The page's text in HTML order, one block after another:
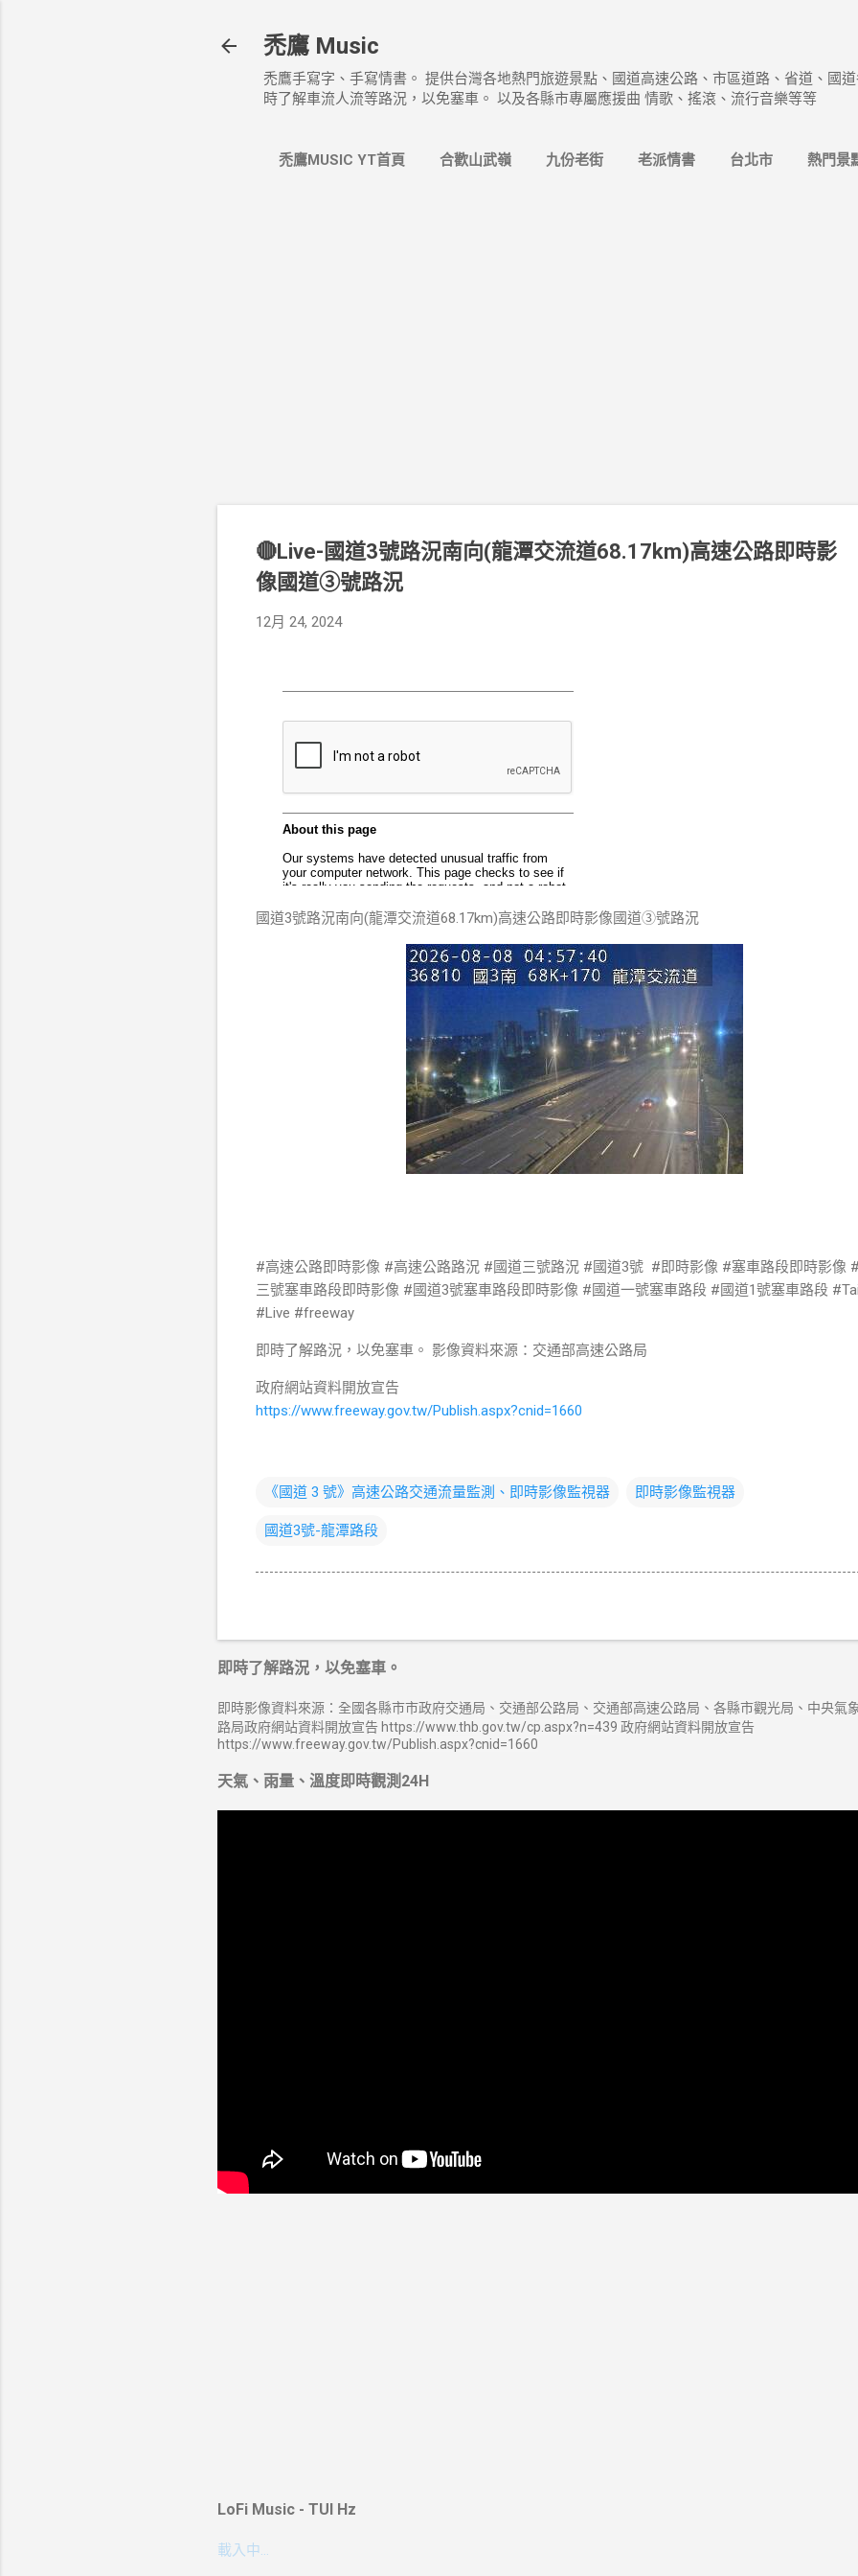
禿鷹 Music
禿鷹手寫字、手寫情書。 提供台灣各地熱門旅遊景點、國道高速公路、市區道路、省道、國
時了解車流人流等路況，以免塞車。 以及各縣市專屬應援曲 情歌、搖滾、流行音樂等等
禿鷹MUSIC YT首頁 合歡山武嶺 九份老街 老派情書 台北市 熱門景
🔴Live-國道3號路況南向(龍潭交流道68.17km)高速公路即時影
像國道③號路況
12月 24, 2024
國道3號路況南向(龍潭交流道68.17km)高速公路即時影像國道③號路況
#高速公路即時影像 #高速公路路況 #國道三號路況 #國道3號 #即時影像 #塞車路段即時影像
三號塞車路段即時影像 #國道3號塞車路段即時影像 #國道一號塞車路段 #國道1號塞車路段
#Live #freeway
即時了解路況，以免塞車。 影像資料來源：交通部高速公路局
政府網站資料開放宣告
https://www.freeway.gov.tw/Publish.aspx?cnid=1660
《國道 3 號》高速公路交通流量監測、即時影像監視器 即時影像監視器
國道3號-龍潭路段
即時了解路況，以免塞車。
即時影像資料來源：全國各縣市市政府交通局、交通部公路局、交通部高速公路局、各縣市觀光局、中央氣
路局政府網站資料開放宣告 https://www.thb.gov.tw/cp.aspx?n=439 政府網站資料開放宣告
https://www.freeway.gov.tw/Publish.aspx?cnid=1660
天氣、雨量、溫度即時觀測24H
LoFi Music - TUI Hz
載入中…